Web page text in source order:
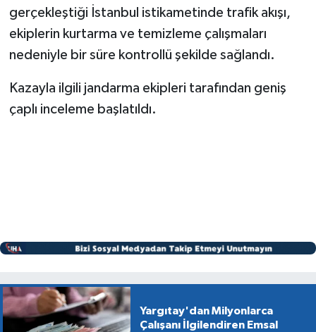
gerçekleştiği İstanbul istikametinde trafik akışı,
ekiplerin kurtarma ve temizleme çalışmaları
nedeniyle bir süre kontrollü şekilde sağlandı.
Kazayla ilgili jandarma ekipleri tarafından geniş
çaplı inceleme başlatıldı.
Yargıtay'dan Milyonlarca
Çalışanı İlgilendiren Emsal